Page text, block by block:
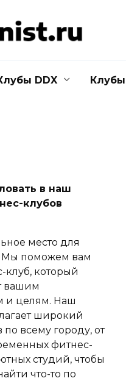
DDX Клубы
в наш
клубов
место для
Мы поможем вам
клуб, который
вашим
и целям. Наш
широкий
всему городу, от
фитнес-
студий, чтобы
что-то по